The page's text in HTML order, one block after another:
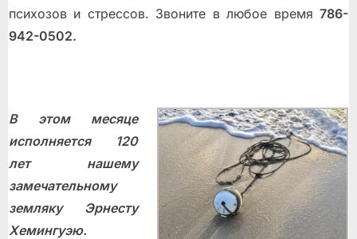
психoзoв и стрессов. Звоните в любое время 786-
942-0502.
В этом месяце
исполняется 120
лет нашему
замечательному
земляку Эрнесту
Хемингуэю.